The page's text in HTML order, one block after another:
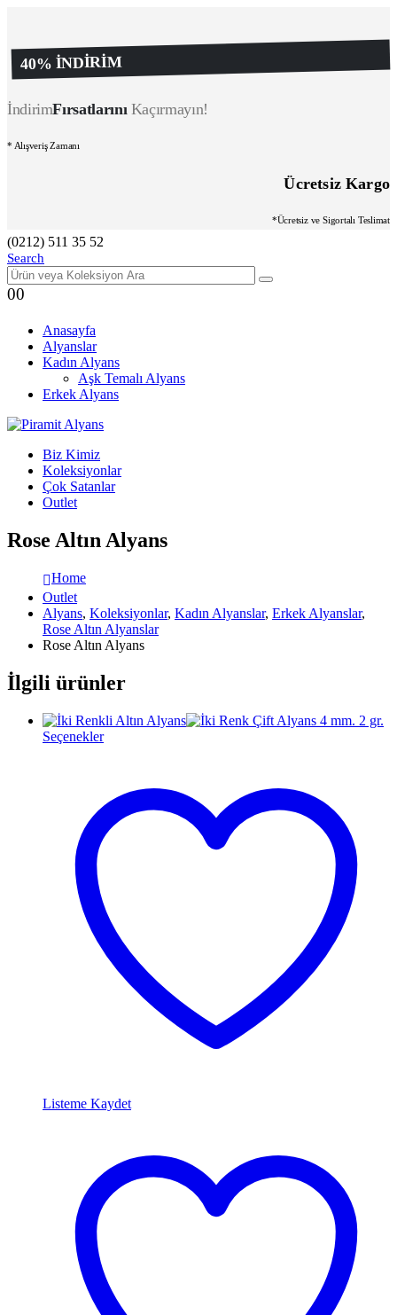
40% İNDİRİM
İndirimFırsatlarınıKaçırmayın!
* Alışveriş Zamanı
Ücretsiz Kargo
*Ücretsiz ve Sigortalı Teslimat
(0212) 511 35 52
Search
00
Anasayfa
Alyanslar
Kadın Alyans
Aşk Temalı Alyans
Erkek Alyans
Biz Kimiz
Koleksiyonlar
Çok Satanlar
Outlet
Rose Altın Alyans
Home
Outlet
Alyans, Koleksiyonlar, Kadın Alyanslar, Erkek Alyanslar,
Rose Altın Alyanslar
Rose Altın Alyans
İlgili ürünler
Seçenekler
Listeme Kaydet